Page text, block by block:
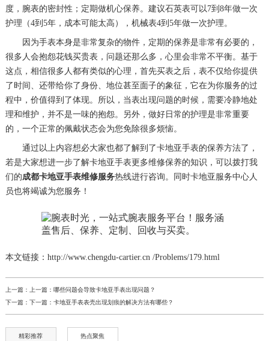
度，腕表的密封性；定期做机心保养。建议石英表可以7到8年做一次
护理（4到5年，成本可能太高），机械表4到5年做一次护理。
因为手表本身是非常复杂的物件，定期的保养是非常有必要的，
很多人会抱怨花钱买贵表，问题还那么多，心里会非常不平衡。基于
这点，相信很多人都有类似的心理，首先买表之后，表不仅给你提供
了时间、还带给你了身份、地位甚至面子的象征，它在为你服务的过
程中，价值得到了体现。所以，当表出现问题的时候，需要冷静地处
理和维护，并不是一味的抱怨。另外，做好日常的护理是非常重要
的，一个正常的佩戴状态会为您免除很多烦恼。
通过以上内容想必大家也都了解到了卡地亚手表的保养方法了，
若是大家想进一步了解卡地亚手表更多维修保养的知识，可以拨打我
们的成都卡地亚手表维修服务热线进行咨询。同时卡地亚服务中心人
员也将竭诚为您服务！
本文链接：http://www.chengdu-cartier.cn /Problems/179.html
上一篇：上一篇： 哪些问题会导致卡地亚手表出现问题？
下一篇：下一篇： 卡地亚手表表壳出现划痕的解决方法有哪些？
精彩推荐 热点聚焦